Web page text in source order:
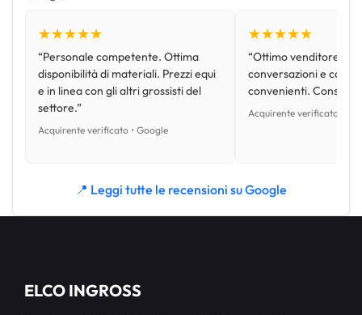
★★★★★
“Personale competente. Ottima
disponibilità di materiali. Prezzi equi
e in linea con gli altri grossisti del
settore.”
Acquirente verificato • Google
★★★★★
“Ottimo venditore,
conversazioni e con
convenienti.
Acquirente verificato •
📍 Leggi tutte le recensioni su Google
ELCO INGROSS